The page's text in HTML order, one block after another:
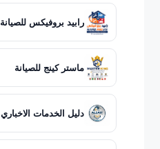
رابيد بروفيكس للصيانة
ماستر كينج للصيانة
دليل الخدمات الاخباري